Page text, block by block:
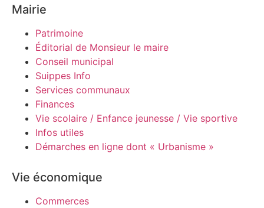
Mairie
Patrimoine
Éditorial de Monsieur le maire
Conseil municipal
Suippes Info
Services communaux
Finances
Vie scolaire / Enfance jeunesse / Vie sportive
Infos utiles
Démarches en ligne dont « Urbanisme »
Vie économique
Commerces